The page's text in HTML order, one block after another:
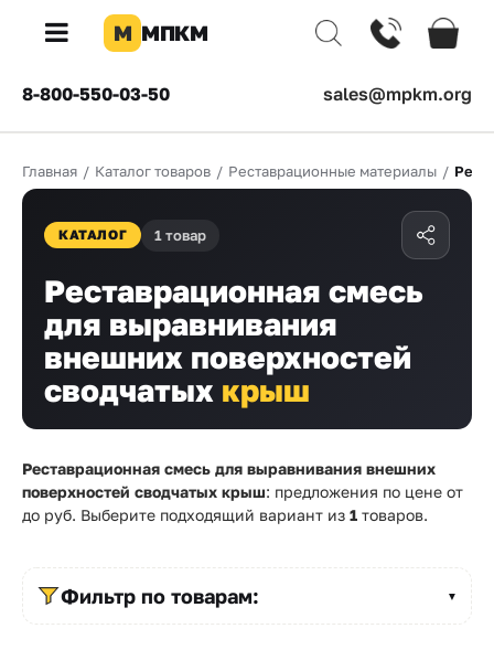
×
КОМПАНИЯ
компании
Доставка
Оплата
Каталог
товаров
Прайс-
лист
Проектировщикам
Калькуляторы
М МПКМ
8-800-550-03-50 sales@mpkm.org
Главная / Каталог товаров / Реставрационные материалы /
КАТАЛОГ 1 товар
Реставрационная смесь
для выравнивания
внешних поверхностей
сводчатых крыш
Реставрационная смесь для выравнивания внешних
поверхностей сводчатых крыш: предложения по цене от
до руб. Выберите подходящий вариант из 1 товаров.
Фильтр по товарам: ▼